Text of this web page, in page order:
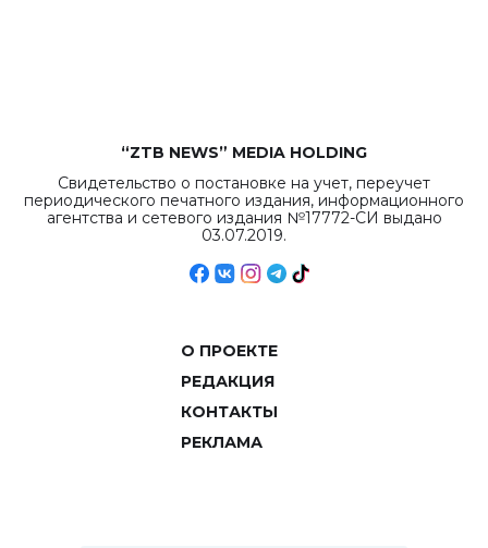
“ZTB NEWS” MEDIA HOLDING
Свидетельство о постановке на учет, переучет
периодического печатного издания, информационного
агентства и сетевого издания №17772-СИ выдано
03.07.2019.
О ПРОЕКТЕ
РЕДАКЦИЯ
КОНТАКТЫ
РЕКЛАМА